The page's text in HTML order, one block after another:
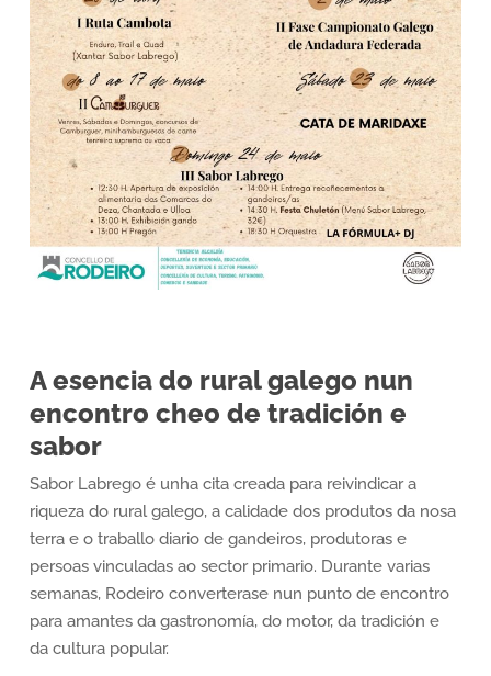
A esencia do rural galego nun
encontro cheo de tradición e
sabor
Sabor Labrego é unha cita creada para reivindicar a
riqueza do rural galego, a calidade dos produtos da nosa
terra e o traballo diario de gandeiros, produtoras e
persoas vinculadas ao sector primario. Durante varias
semanas, Rodeiro converterase nun punto de encontro
para amantes da gastronomía, do motor, da tradición e
da cultura popular.